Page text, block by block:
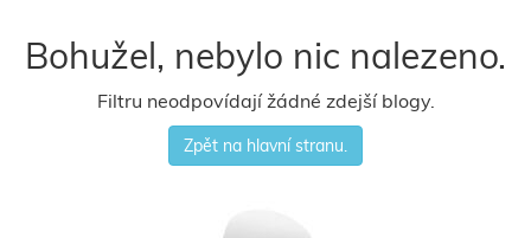
Bohužel, nebylo nic nalezeno.
Filtru neodpovídají žádné zdejší blogy.
Zpět na hlavní stranu.